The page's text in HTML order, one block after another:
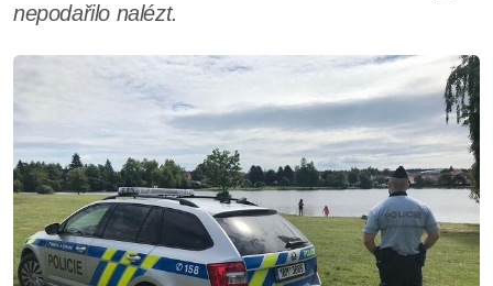
nepodařilo nalézt.